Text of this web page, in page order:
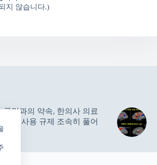
지 않습니다.)
국민과의 약속, 한의사 의료
기기 사용 규제 조속히 풀어
달라